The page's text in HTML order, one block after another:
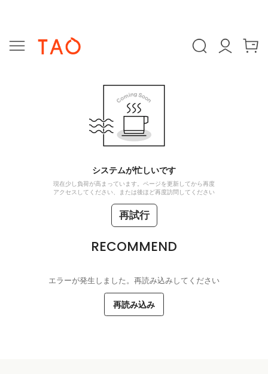
システムが忙しいです
現在少し負荷が高まっています。ページを更新してから再度
アクセスしてください、または後ほど再度訪問してください
再試行
RECOMMEND
エラーが発生しました。再読み込みしてください
再読み込み